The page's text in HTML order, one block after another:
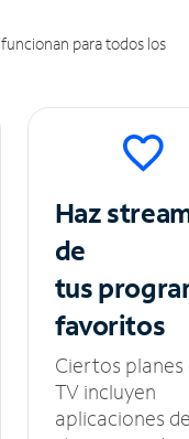
para todos los
Haz
de
tus
favoritos
Ciertos planes
TV incluyen
aplicaciones